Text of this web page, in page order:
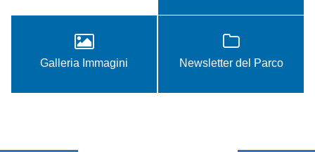
Galleria Immagini Newsletter del Parco